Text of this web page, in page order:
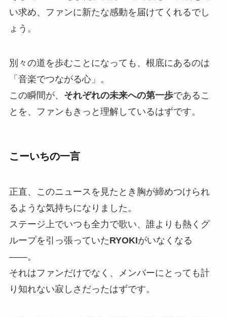
い求め、ファンに新たな感動を届けてくれるでし
ょう。
別々の道を歩むことになっても、根底にあるのは
「音楽でつながる心」。
この瞬間が、 それぞれの未来への第一歩であるこ
とを、ファンもきっと理解しているはずです。
こーいちの一言
正直、このニュースを見たとき胸が締めつけられ
るような気持ちになりました。
ステージ上でいつも全力で歌い、誰よりも熱くグ
ループを引っ張っていたRYOKIがいなくなる
――。
それはファンだけでなく、メンバーにとっても計
り知れない寂しさだったはずです。